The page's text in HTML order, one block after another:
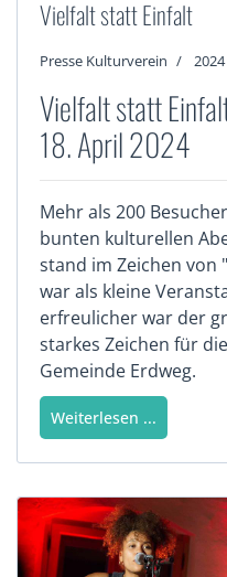
Vielfalt statt Einfalt
Presse Kulturverein 2024
Vielfalt statt
18. April 2024
Mehr als 200
bunten kulturellen
stand im Zeichen von
war als kleine
erfreulicher war der
starkes Zeichen für
Gemeinde Erdweg.
Weiterlesen ...